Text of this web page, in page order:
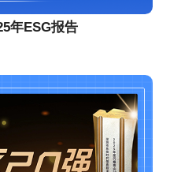
年ESG报告